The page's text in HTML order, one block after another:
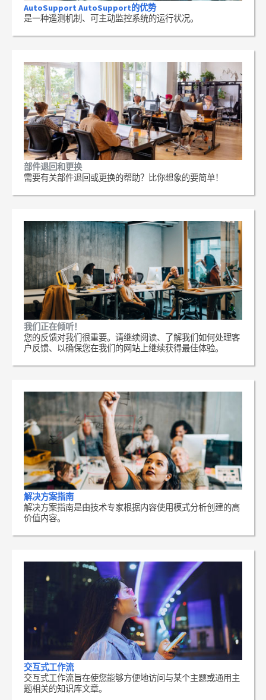
AutoSupport AutoSupport的优势
是一种遥测机制、可主动监控系统的运行状况。
部件退回和更换
需要有关部件退回或更换的帮助？比你想象的要简单！
我们正在倾听！
您的反馈对我们很重要。请继续阅读、了解我们如何处理客
户反馈、以确保您在我们的网站上继续获得最佳体验。
解决方案指南
解决方案指南是由技术专家根据内容使用模式分析创建的高
价值内容。
交互式工作流
交互式工作流旨在使您能够方便地访问与某个主题或通用主
题相关的知识库文章。